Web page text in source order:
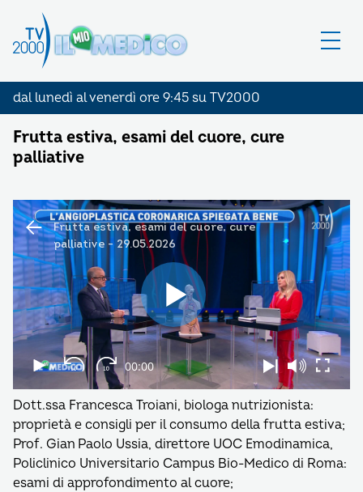
dal lunedì al venerdì ore 9:45 su TV2000
Frutta estiva, esami del cuore, cure
palliative
Dott.ssa Francesca Troiani, biologa nutrizionista:
proprietà e consigli per il consumo della frutta estiva;
Prof. Gian Paolo Ussia, direttore UOC Emodinamica,
Policlinico Universitario Campus Bio-Medico di Roma:
esami di approfondimento al cuore;